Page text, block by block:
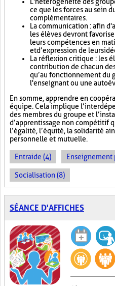
ce que les forces au sein
complémentaires.
La communication : afin
les élèves devront
leurs compétences en
et d’expression de leurs
La réflexion critique : les
contribution de chacun
qu’au fonctionnement du
l'enseignant ou une
En somme, apprendre en
équipe. Cela implique
des membres du groupe et
d’apprentissage non compétitif
l’égalité, l’équité, la solidarité
personnelle et mutuelle.
Entraide (4) Enseignement
Socialisation (8)
SÉANCE D'AFFICHES